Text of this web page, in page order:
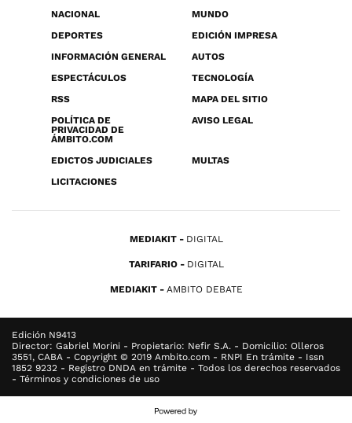
NACIONAL
MUNDO
DEPORTES
EDICIÓN IMPRESA
INFORMACIÓN GENERAL
AUTOS
ESPECTÁCULOS
TECNOLOGÍA
RSS
MAPA DEL SITIO
POLÍTICA DE
PRIVACIDAD DE
ÁMBITO.COM
AVISO LEGAL
EDICTOS JUDICIALES
MULTAS
LICITACIONES
MEDIAKIT DIGITAL
TARIFARIO DIGITAL
MEDIAKIT AMBITO DEBATE
Edición N9413
Director: Gabriel Morini - Propietario: Nefir S.A. - Domicilio: Olleros
3551, CABA - Copyright © 2019 Ambito.com - RNPI En trámite - Issn
1852 9232 - Registro DNDA en trámite - Todos los derechos reservados
- Términos y condiciones de uso